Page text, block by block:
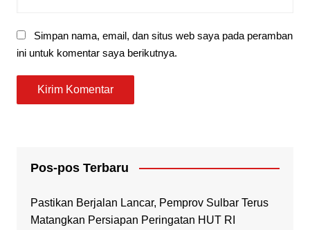
Simpan nama, email, dan situs web saya pada peramban
ini untuk komentar saya berikutnya.
Pos-pos Terbaru
Pastikan Berjalan Lancar, Pemprov Sulbar Terus
Matangkan Persiapan Peringatan HUT RI